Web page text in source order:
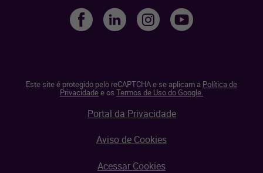
Este site é protegido pelo reCAPTCHA e se aplicam a Política de
Privacidadee os Termos de Uso do Google.
Portal da Privacidade
Aviso de Cookies
Acessar Cookies